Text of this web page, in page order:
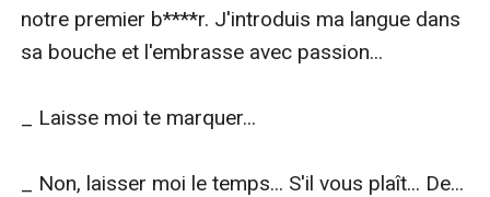
notre premier b****r. J'introduis ma langue dans
sa bouche et l'embrasse avec passion...
_ Laisse moi te marquer...
_ Non, laisser moi le temps... S'il vous plaît... De...